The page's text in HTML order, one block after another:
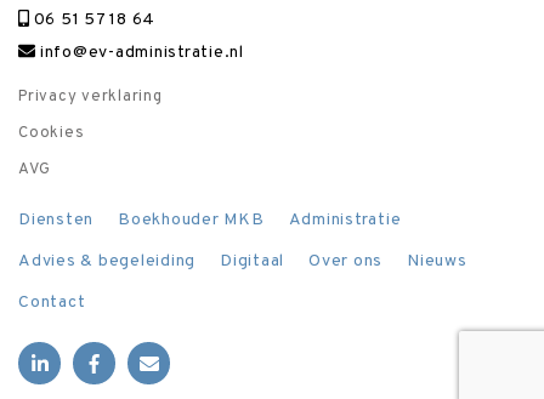
06 51 57 18 64
info@ev-administratie.nl
Privacy verklaring
Cookies
AVG
Diensten Boekhouder MKB
Administratie
Advies & begeleiding
Digitaal Over ons
Nieuws
Contact